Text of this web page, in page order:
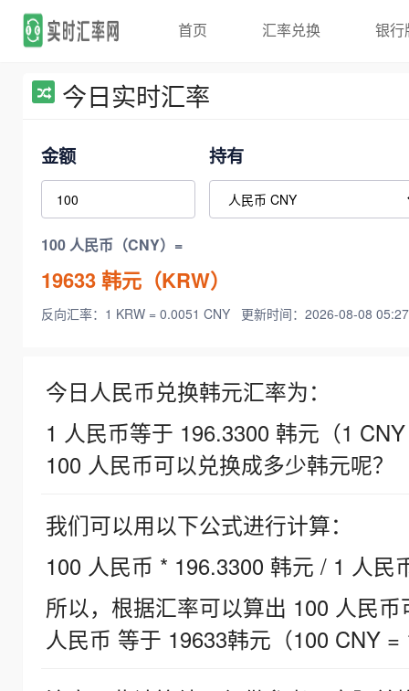
首页 汇率兑换 银行
今日实时汇率
金额 持有
100 人民币（CNY）=
19633韩元（KRW）
反向汇率：1 KRW = 0.0051 CNY 更新时间：2026-08-08
今日人民币兑换韩元汇率为：
1 人民币等于 196.3300 韩元（1
100 人民币可以兑换成多少韩元呢？
我们可以用以下公式进行计算：
100 人民币 * 196.3300 韩元 / 1 人民
所以，根据汇率可以算出 100 人民
人民币 等于 19633韩元（100 CNY =